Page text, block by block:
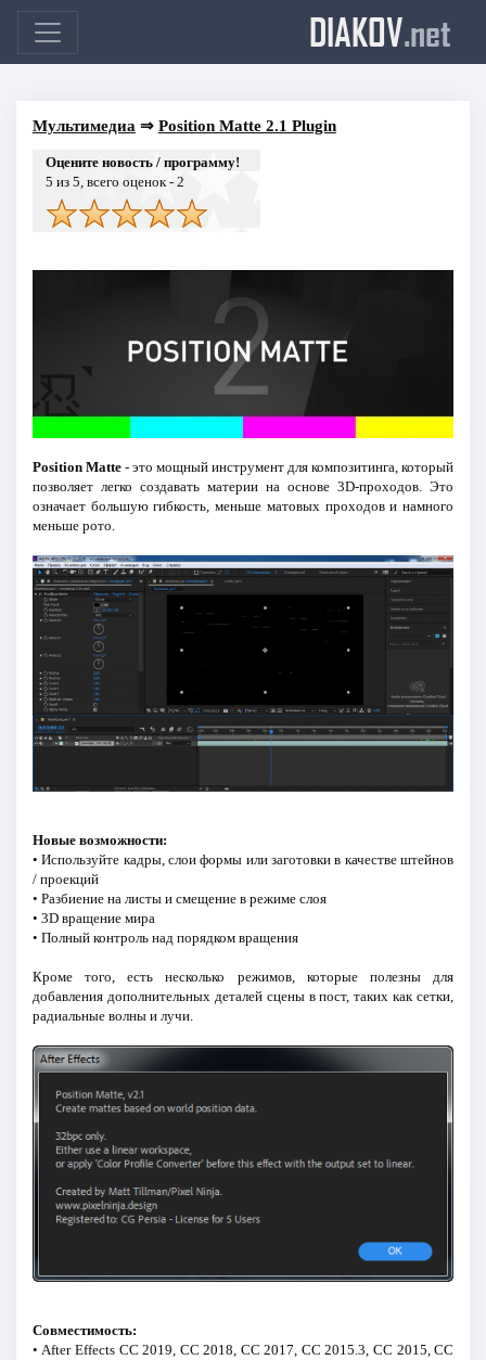
DIAKOV.net
Мультимедиа ⇒ Position Matte 2.1 Plugin
Оцените новость / программу!
5 из 5, всего оценок - 2
Position Matte- это мощный инструмент для композитинга, который
позволяет легко создавать материи на основе 3D-проходов. Это
означает большую гибкость, меньше матовых проходов и намного
меньше рото.
Новые возможности:
• Используйте кадры, слои формы или заготовки в качестве штейнов
/ проекций
• Разбиение на листы и смещение в режиме слоя
• 3D вращение мира
• Полный контроль над порядком вращения
Кроме того, есть несколько режимов, которые полезны для
добавления дополнительных деталей сцены в пост, таких как сетки,
радиальные волны и лучи.
Совместимость:
• After Effects CC 2019, CC 2018, CC 2017, CC 2015.3, CC 2015, CC